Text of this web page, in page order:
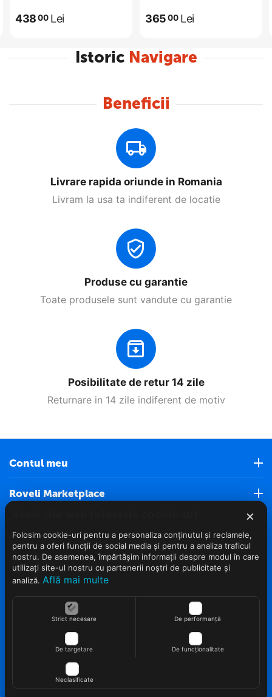
43800 Lei 36500 Lei
Istoric Navigare
Beneficii
Livrare rapida oriunde in Romania
Livram la usa ta indiferent de locatie
Produse cu garantie
Toate produsele sunt vandute cu garantie
Posibilitate de retur 14 zile
Returnare in 14 zile indiferent de motiv
Contul meu
Roveli Marketplace
Info clienti
Contact
© 2022 - 2026 Roveli.ro. Realizat si configurat
×
Folosim cookie-uri pentru a personaliza conținutul și reclamele,
pentru a oferi funcții de social media și pentru a analiza traficul
nostru. De asemenea, împărtășim informații despre modul în care
utilizați site-ul nostru cu partenerii noștri de publicitate și
analiză. Află mai multe
Strict necesare De performanță
De targetare De funcționalitate
Neclasificate